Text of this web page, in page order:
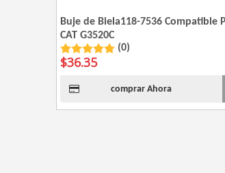
Buje de Biela118-7536 Compatible
CAT G3520C
(0)
$36.35
comprar Ahora